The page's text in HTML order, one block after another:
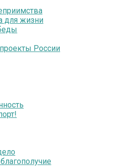
для жизни
России